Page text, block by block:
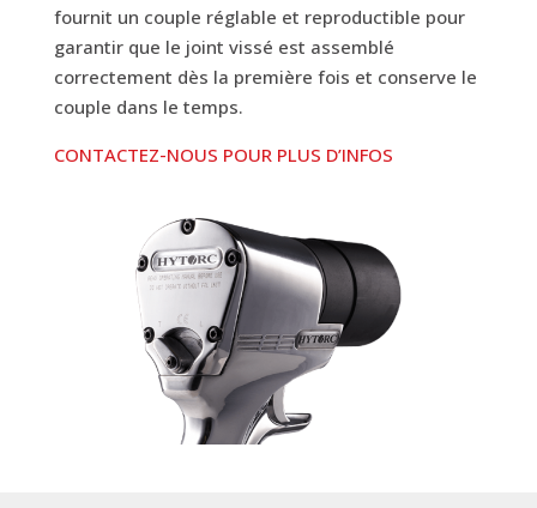
fournit un couple réglable et reproductible pour
garantir que le joint vissé est assemblé
correctement dès la première fois et conserve le
couple dans le temps.
CONTACTEZ-NOUS POUR PLUS D’INFOS